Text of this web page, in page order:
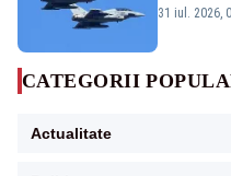
31 iul. 2026,
CATEGORII
Actualitate